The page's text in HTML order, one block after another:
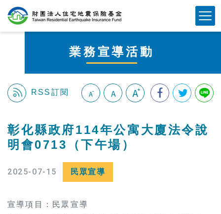
業務宣導活動
RSS訂閱
彰化縣政府114年公寓大廈法令說
明會0713（下午場）
2025-07-15 民眾宣導
宣導項目：民眾宣導